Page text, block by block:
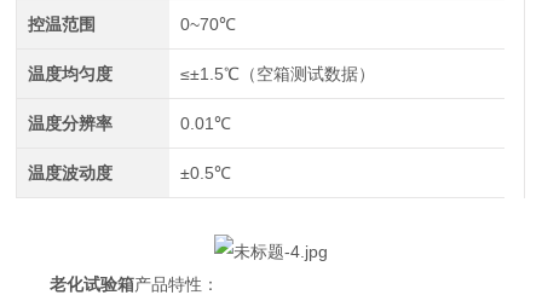
控温范围 0~70℃
温度均匀度 ≤±1.5℃（空箱测试数据）
温度分辨率 0.01℃
温度波动度 ±0.5℃
老化试验箱产品特性：